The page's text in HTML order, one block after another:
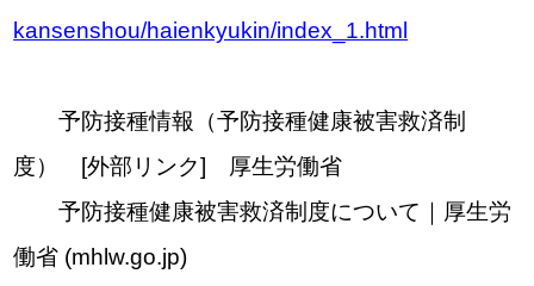
kansenshou/haienkyukin/index_1.html
予防接種情報（予防接種健康被害救済制
度） [外部リンク] 厚生労働省
予防接種健康被害救済制度について｜厚生労
働省 (mhlw.go.jp)